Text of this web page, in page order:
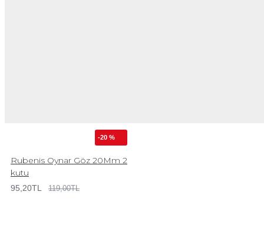
-20 %
Rubenis Oynar Göz 20Mm 2
kutu
95,20TL 119,00TL